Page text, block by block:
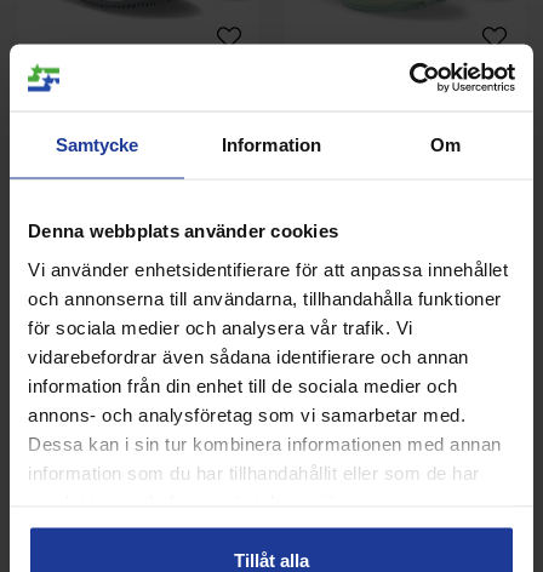
Samtycke Information Om
Denna webbplats använder cookies
Vi använder enhetsidentifierare för att anpassa innehållet
och annonserna till användarna, tillhandahålla funktioner
för sociala medier och analysera vår trafik. Vi
vidarebefordrar även sådana identifierare och annan
information från din enhet till de sociala medier och
annons- och analysföretag som vi samarbetar med.
Dessa kan i sin tur kombinera informationen med annan
information som du har tillhandahållit eller som de har
Tillåt alla
Asics Game FF White Allcourt
849 kr 995 kr
Asics Speed FF 3 Lichen
1 439 kr
15% 15%